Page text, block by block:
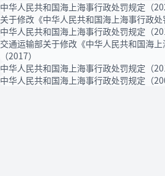
中华人民共和国海上海事行政处罚规定（
关于修改《中华人民共和国海上海事行政处
中华人民共和国海上海事行政处罚规定（
交通运输部关于修改《中华人民共和国海
（2017）
中华人民共和国海上海事行政处罚规定（
中华人民共和国海上海事行政处罚规定（